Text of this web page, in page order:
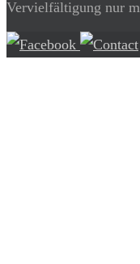
Vervielfältigung nur